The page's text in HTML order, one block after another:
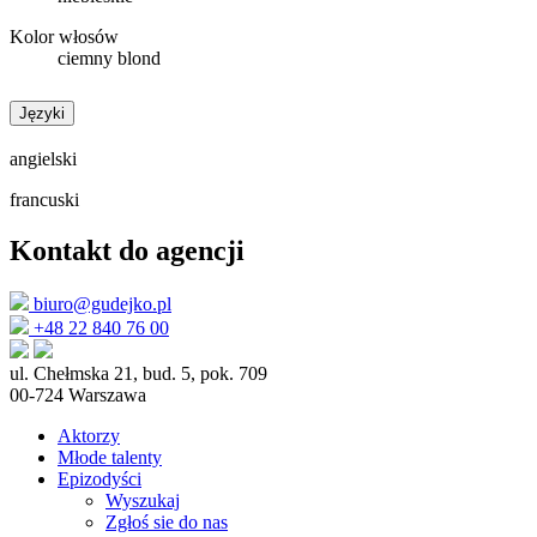
Kolor włosów
ciemny blond
Języki
angielski
francuski
Kontakt do agencji
biuro@gudejko.pl
+48 22 840 76 00
ul. Chełmska 21, bud. 5, pok. 709
00-724 Warszawa
Aktorzy
Młode talenty
Epizodyści
Wyszukaj
Zgłoś sie do nas